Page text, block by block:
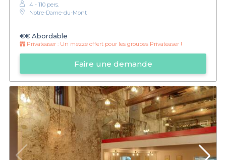
4 - 110 pers.
Notre-Dame-du-Mont
€€ Abordable
Privateaser : Un mezze offert pour les groupes Privateaser !
Faire une demande